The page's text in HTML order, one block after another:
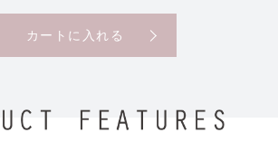
カートに入れる